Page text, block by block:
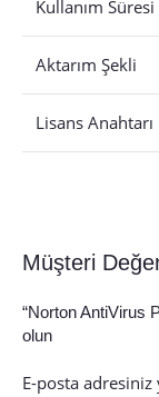
Kullanım Süresi
Aktarım Şekli
Lisans Anahtarı
Müşteri
“Norton AntiVirus
olun
E-posta adresiniz